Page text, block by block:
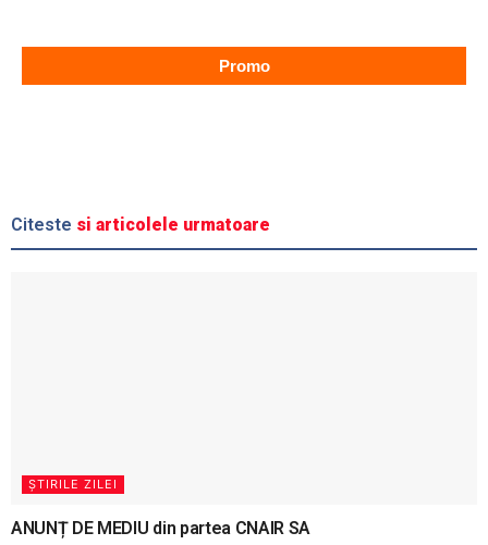
Promo
Citeste si articolele urmatoare
ȘTIRILE ZILEI
ANUNȚ DE MEDIU din partea CNAIR SA